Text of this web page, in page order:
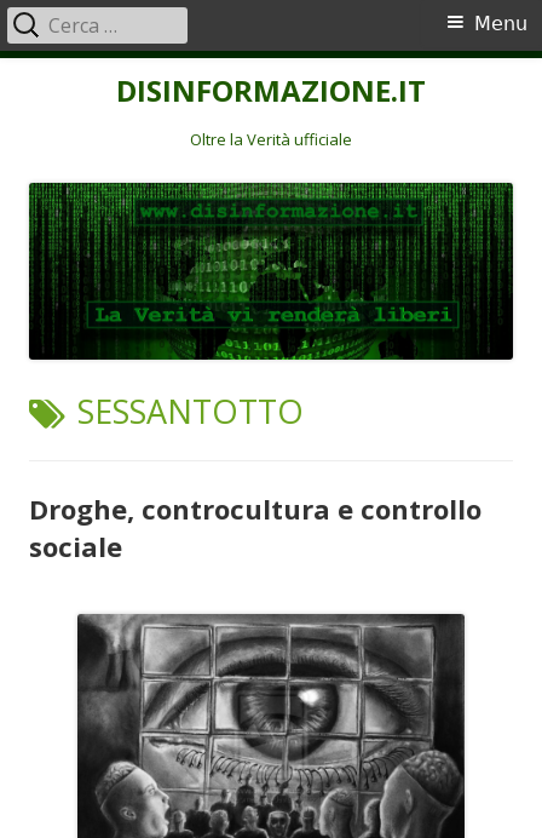
DISINFORMAZIONE.IT
Oltre la Verità ufficiale
Menu
principale
Menu
Ricerca
per:
TAG:
SESSANTOTTO
Droghe, controcultura e controllo
sociale